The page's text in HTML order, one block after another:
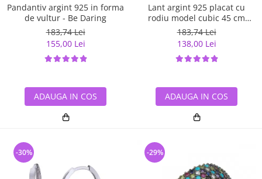
Pandantiv argint 925 in forma
de vultur - Be Daring
183,74 Lei
155,00 Lei
ADAUGA IN COS
Lant argint 925 placat cu
rodiu model cubic 45 cm
LSX0001
183,74 Lei
138,00 Lei
ADAUGA IN COS
-30% -29%